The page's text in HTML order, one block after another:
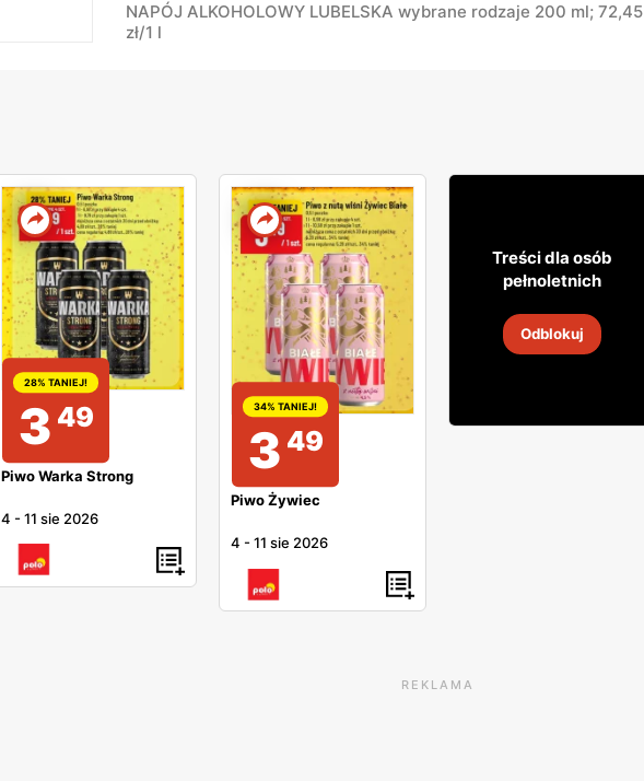
NAPÓJ ALKOHOLOWY LUBELSKA wybrane rodzaje 200 ml; 72,45
zł/1 l
28% TANIEJ!
3 49
Piwo Warka Strong
4 -11 sie 2026
34% TANIEJ!
3 49
Piwo Żywiec
4 -11 sie 2026
1499
Wino białe Hans Greyl
8 sie 2026
Treści dla osób
pełnoletnich
Odblokuj
REKLAMA